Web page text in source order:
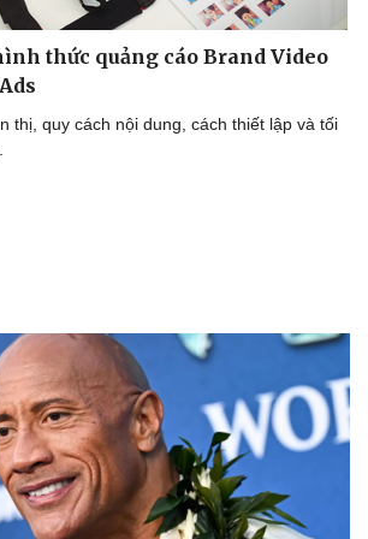
thức quảng cáo Brand Video
thị, quy cách nội dung, cách thiết lập và tối